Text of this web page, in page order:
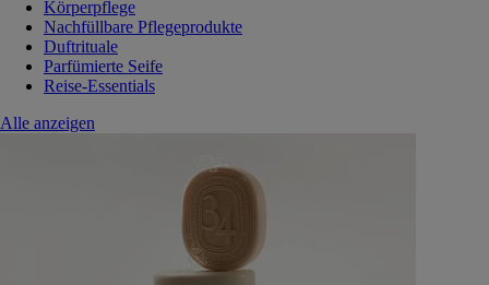
Körperpflege
Nachfüllbare Pflegeprodukte
Duftrituale
Parfümierte Seife
Reise-Essentials
Alle anzeigen